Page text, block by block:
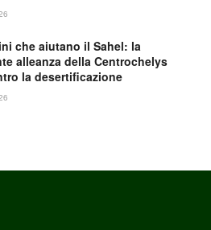
che aiutano il Sahel: la
alleanza della Centrochelys
la desertificazione